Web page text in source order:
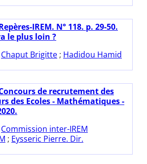
IREM. N° 118. p. 29-50.
le plus loin ?
Chaput Brigitte ; Hadidou Hamid
de recrutement des
des Ecoles - Mathématiques -
Commission inter-IREM
; Eysseric Pierre. Dir.